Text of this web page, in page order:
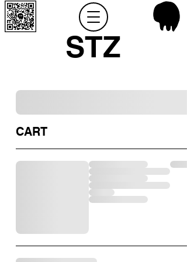
STZ
CART